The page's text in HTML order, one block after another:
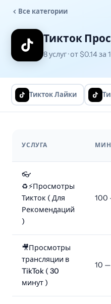
Все категории
Тикток
8 услуг · от $0.14 за
Тикток Лайки
УСЛУГА
👓
♻️⚡Просмотры
Тикток ( Для
Рекомендаций
)
100
🎥Просмотры
трансляции в
TikTok ( 30
минут )
10